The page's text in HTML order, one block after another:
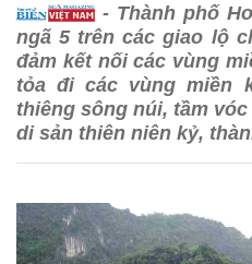
- Thành phố
ngã 5 trên các giao lộ
đảm kết nối các vùng
tỏa đi các vùng miền
thiêng sông núi, tầm
di sản thiên niên kỷ,